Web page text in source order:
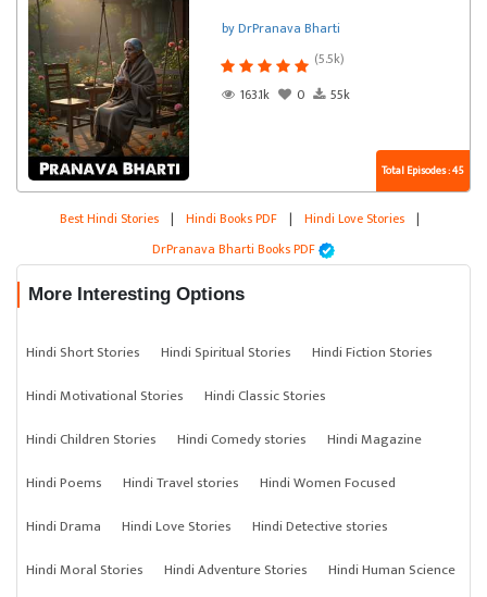
by DrPranava Bharti
(5.5k)
163.1k
0 55k
Total Episodes : 45
Best Hindi Stories | Hindi Books PDF | Hindi Love Stories |
DrPranava Bharti Books PDF
More Interesting Options
Hindi Short Stories Hindi Spiritual Stories
Hindi Fiction Stories
Hindi Motivational Stories
Hindi Classic Stories
Hindi Children Stories
Hindi Comedy stories
Hindi Magazine
Hindi Poems
Hindi Travel stories
Hindi Women Focused
Hindi Drama
Hindi Love Stories
Hindi Detective stories
Hindi Moral Stories
Hindi Adventure Stories Hindi Human Science